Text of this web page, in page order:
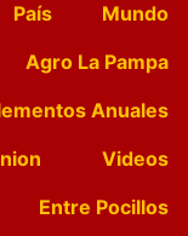
País
Mundo
Agro La Pampa
Anuales
Videos
Entre Pocillos